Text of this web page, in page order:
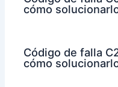
cómo
Código de falla
cómo